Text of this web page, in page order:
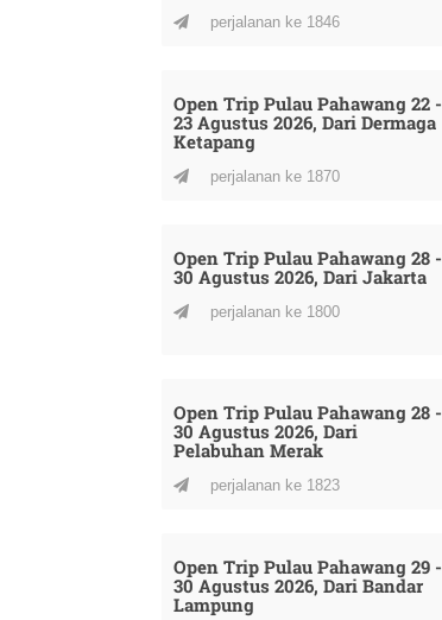
perjalanan ke 1846
Open Trip Pulau Pahawang 22 -
23 Agustus 2026, Dari Dermaga
Ketapang
perjalanan ke 1870
Open Trip Pulau Pahawang 28 -
30 Agustus 2026, Dari Jakarta
perjalanan ke 1800
Open Trip Pulau Pahawang 28 -
30 Agustus 2026, Dari
Pelabuhan Merak
perjalanan ke 1823
Open Trip Pulau Pahawang 29 -
30 Agustus 2026, Dari Bandar
Lampung